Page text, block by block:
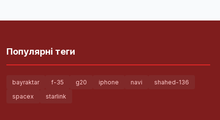
Популярні теги
bayraktar f-35 g20 iphone navi
shahed-136
spacex
starlink